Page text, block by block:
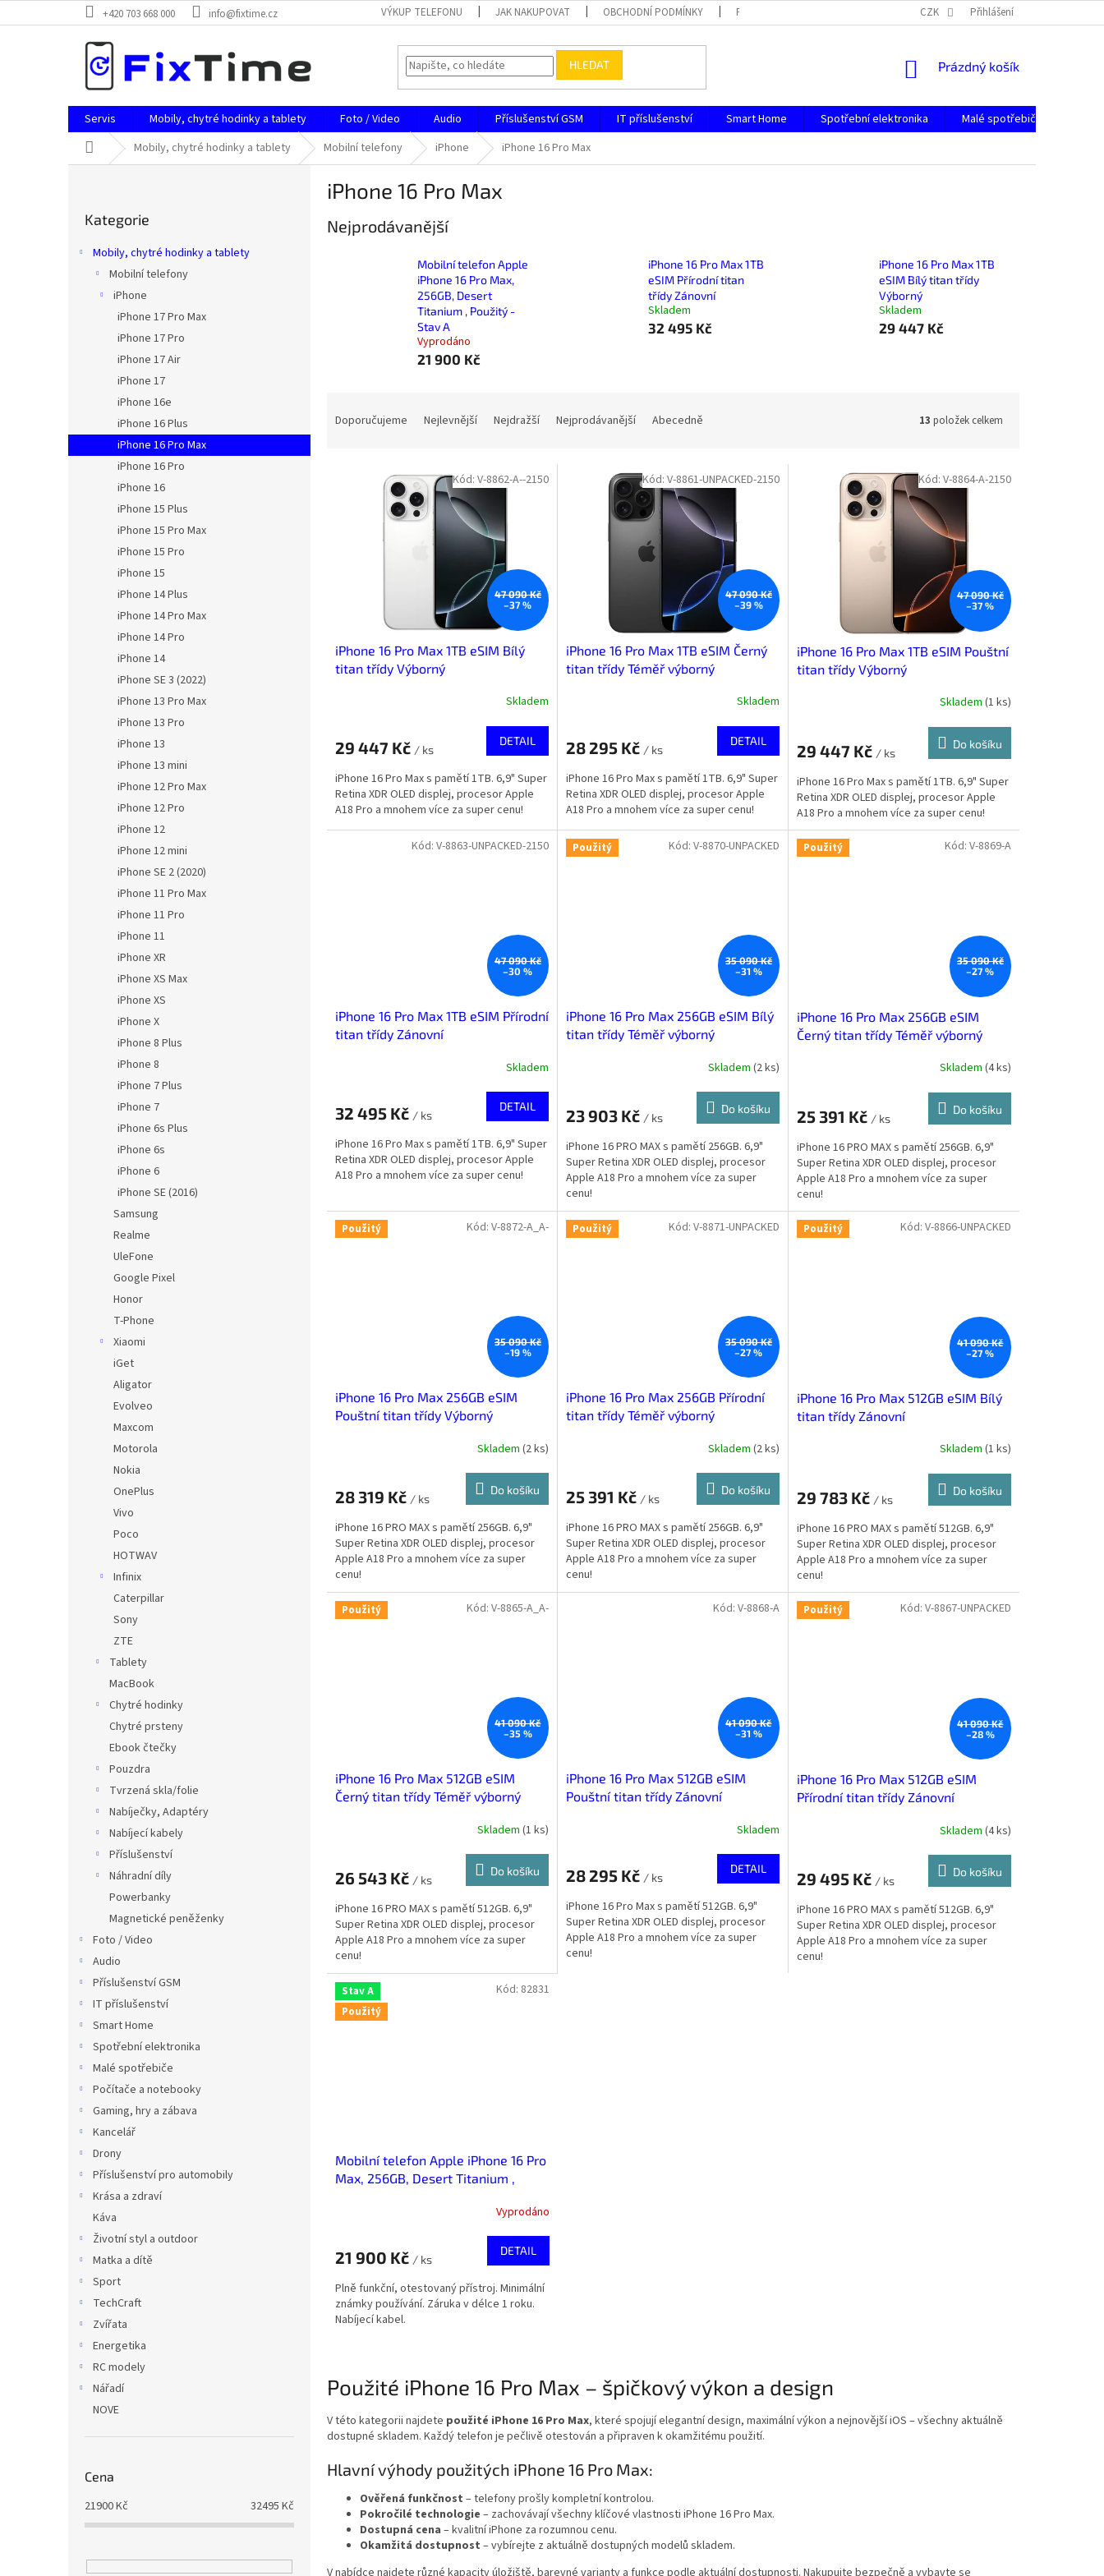
na
+420 703 668 000 info@fixtime.cz VÝKUP TELEFONU JAK NAKUPOVAT OBCHODNÍ PODMÍNKY PODMÍNKY OCHRANY OSOBNÍCH ÚDAJŮ CZK Přihlášení
HLEDAT
NÁKUPNÍ
Prázdný košík
Servis Mobily, chytré hodinky a tablety Foto / Video Audio Příslušenství GSM IT příslušenství Smart Home Spotřební elektronika Malé spotřebiče
Domů Mobily, chytré hodinky a tablety Mobilní telefony iPhone iPhone 16 Pro Max
kategorie
Kategorie
Mobily, chytré hodinky a tablety
Mobilní telefony
iPhone
iPhone 17 Pro Max
iPhone 17 Pro
iPhone 17 Air
iPhone 17
iPhone 16e
iPhone 16 Plus
iPhone 16 Pro Max
iPhone 16 Pro
iPhone 16
iPhone 15 Plus
iPhone 15 Pro Max
iPhone 15 Pro
iPhone 15
iPhone 14 Plus
iPhone 14 Pro Max
iPhone 14 Pro
iPhone 14
iPhone SE 3 (2022)
iPhone 13 Pro Max
iPhone 13 Pro
iPhone 13
iPhone 13 mini
iPhone 12 Pro Max
iPhone 12 Pro
iPhone 12
iPhone 12 mini
iPhone SE 2 (2020)
iPhone 11 Pro Max
iPhone 11 Pro
iPhone 11
iPhone XR
iPhone XS Max
iPhone XS
iPhone X
iPhone 8 Plus
iPhone 8
iPhone 7 Plus
iPhone 7
iPhone 6s Plus
iPhone 6s
iPhone 6
iPhone SE (2016)
Samsung
Realme
UleFone
Google Pixel
Honor
T-Phone
Xiaomi
iGet
Aligator
Evolveo
Maxcom
Motorola
Nokia
OnePlus
Vivo
Poco
HOTWAV
Infinix
Caterpillar
Sony
ZTE
Tablety
MacBook
Chytré hodinky
Chytré prsteny
Ebook čtečky
Pouzdra
Tvrzená skla/folie
Nabíječky, Adaptéry
Nabíjecí kabely
Příslušenství
Náhradní díly
Powerbanky
Magnetické peněženky
Foto / Video
Audio
Příslušenství GSM
IT příslušenství
Smart Home
Spotřební elektronika
Malé spotřebiče
Počítače a notebooky
Gaming, hry a zábava
Kancelář
Drony
Příslušenství pro automobily
Krása a zdraví
Káva
Životní styl a outdoor
Matka a dítě
Sport
TechCraft
Zvířata
Energetika
RC modely
Nářadí
NOVE
Cena
21900Kč 32495 Kč
iPhone 16 Pro Max
Nejprodávanější
Mobilní telefon Apple
iPhone 16 Pro Max,
256GB, Desert
Titanium , Použitý -
Stav A
Vyprodáno
21 900 Kč
iPhone 16 Pro Max 1TB
eSIM Přírodní titan
třídy Zánovní
Skladem
32 495 Kč
iPhone 16 Pro Max 1TB
eSIM Bílý titan třídy
Výborný
Skladem
29 447 Kč
Doporučujeme Nejlevnější Nejdražší Nejprodávanější Abecedně 13 položek celkem
47 090 Kč
–37 %
iPhone 16 Pro Max 1TB eSIM Bílý
titan třídy Výborný
Skladem
29 447 Kč / ks
DETAIL
iPhone 16 Pro Max s pamětí 1TB. 6,9" Super
Retina XDR OLED displej, procesor Apple
A18 Pro a mnohem více za super cenu!
Kód: V-8862-A--2150
47 090 Kč
–39 %
iPhone 16 Pro Max 1TB eSIM Černý
titan třídy Téměř výborný
Skladem
28 295 Kč / ks
DETAIL
iPhone 16 Pro Max s pamětí 1TB. 6,9" Super
Retina XDR OLED displej, procesor Apple
A18 Pro a mnohem více za super cenu!
Kód: V-8861-UNPACKED-2150
47 090 Kč
–37 %
iPhone 16 Pro Max 1TB eSIM Pouštní
titan třídy Výborný
Skladem (1 ks)
29 447 Kč / ks
Do košíku
iPhone 16 Pro Max s pamětí 1TB. 6,9" Super
Retina XDR OLED displej, procesor Apple
A18 Pro a mnohem více za super cenu!
Kód: V-8864-A-2150
47 090 Kč
–30 %
iPhone 16 Pro Max 1TB eSIM Přírodní
titan třídy Zánovní
Skladem
32 495 Kč / ks
DETAIL
iPhone 16 Pro Max s pamětí 1TB. 6,9" Super
Retina XDR OLED displej, procesor Apple
A18 Pro a mnohem více za super cenu!
Kód: V-8863-UNPACKED-2150 Použitý
35 090 Kč
–31 %
iPhone 16 Pro Max 256GB eSIM Bílý
titan třídy Téměř výborný
Skladem (2 ks)
23 903 Kč / ks
Do košíku
iPhone 16 PRO MAX s pamětí 256GB. 6,9"
Super Retina XDR OLED displej, procesor
Apple A18 Pro a mnohem více za super
cenu!
Kód: V-8870-UNPACKED Použitý
35 090 Kč
–27 %
iPhone 16 Pro Max 256GB eSIM
Černý titan třídy Téměř výborný
Skladem (4 ks)
25 391 Kč / ks
Do košíku
iPhone 16 PRO MAX s pamětí 256GB. 6,9"
Super Retina XDR OLED displej, procesor
Apple A18 Pro a mnohem více za super
cenu!
Kód: V-8869-A
Použitý
35 090 Kč
–19 %
iPhone 16 Pro Max 256GB eSIM
Pouštní titan třídy Výborný
Skladem (2 ks)
28 319 Kč / ks
Do košíku
iPhone 16 PRO MAX s pamětí 256GB. 6,9"
Super Retina XDR OLED displej, procesor
Apple A18 Pro a mnohem více za super
cenu!
Kód: V-8872-A_A- Použitý
35 090 Kč
–27 %
iPhone 16 Pro Max 256GB Přírodní
titan třídy Téměř výborný
Skladem (2 ks)
25 391 Kč / ks
Do košíku
iPhone 16 PRO MAX s pamětí 256GB. 6,9"
Super Retina XDR OLED displej, procesor
Apple A18 Pro a mnohem více za super
cenu!
Kód: V-8871-UNPACKED Použitý
41 090 Kč
–27 %
iPhone 16 Pro Max 512GB eSIM Bílý
titan třídy Zánovní
Skladem (1 ks)
29 783 Kč / ks
Do košíku
iPhone 16 PRO MAX s pamětí 512GB. 6,9"
Super Retina XDR OLED displej, procesor
Apple A18 Pro a mnohem více za super
cenu!
Kód: V-8866-UNPACKED
Použitý
41 090 Kč
–35 %
iPhone 16 Pro Max 512GB eSIM
Černý titan třídy Téměř výborný
Skladem (1 ks)
26 543 Kč / ks
Do košíku
iPhone 16 PRO MAX s pamětí 512GB. 6,9"
Super Retina XDR OLED displej, procesor
Apple A18 Pro a mnohem více za super
cenu!
Kód: V-8865-A_A-
41 090 Kč
–31 %
iPhone 16 Pro Max 512GB eSIM
Pouštní titan třídy Zánovní
Skladem
28 295 Kč / ks
DETAIL
iPhone 16 Pro Max s pamětí 512GB. 6,9"
Super Retina XDR OLED displej, procesor
Apple A18 Pro a mnohem více za super
cenu!
Kód: V-8868-A Použitý
41 090 Kč
–28 %
iPhone 16 Pro Max 512GB eSIM
Přírodní titan třídy Zánovní
Skladem (4 ks)
29 495 Kč / ks
Do košíku
iPhone 16 PRO MAX s pamětí 512GB. 6,9"
Super Retina XDR OLED displej, procesor
Apple A18 Pro a mnohem více za super
cenu!
Kód: V-8867-UNPACKED
Stav A
Použitý
Mobilní telefon Apple iPhone 16 Pro
Max, 256GB, Desert Titanium ,
Vyprodáno
21 900 Kč / ks
DETAIL
Plně funkční, otestovaný přístroj. Minimální
známky používání. Záruka v délce 1 roku.
Nabíjecí kabel.
Kód: 82831
l
á
d
a
v
y
Použité iPhone 16 Pro Max – špičkový výkon a design
V této kategorii najdete použité iPhone 16 Pro Max, které spojují elegantní design, maximální výkon a nejnovější iOS – všechny aktuálně
dostupné skladem. Každý telefon je pečlivě otestován a připraven k okamžitému použití.
Hlavní výhody použitých iPhone 16 Pro Max:
Ověřená funkčnost – telefony prošly kompletní kontrolou.
Pokročilé technologie – zachovávají všechny klíčové vlastnosti iPhone 16 Pro Max.
Dostupná cena – kvalitní iPhone za rozumnou cenu.
Okamžitá dostupnost – vybírejte z aktuálně dostupných modelů skladem.